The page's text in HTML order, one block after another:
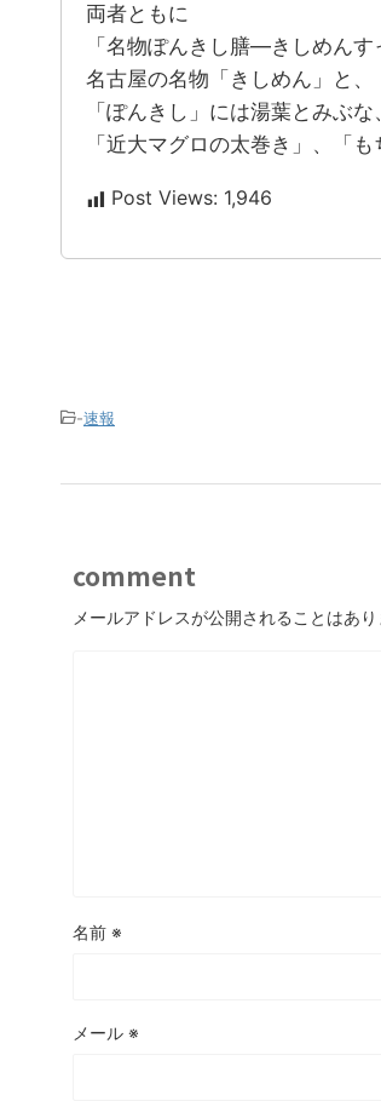
両者ともに
「名物ぽんきし膳―きしめん
名古屋の名物「きしめん」と、
「ぽんきし」には湯葉とみぶな
「近大マグロの太巻き」、「
Post Views: 1,946
-速報
comment
メールアドレスが公開されることはあり
名前 ※
メール ※